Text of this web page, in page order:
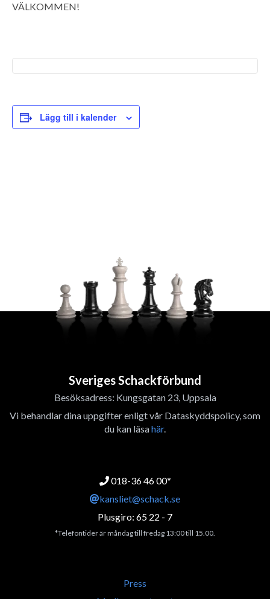
VÄLKOMMEN!
Lägg till i kalender
Sveriges Schackförbund
Besöksadress: Kungsgatan 23, Uppsala
Vi behandlar dina uppgifter enligt vår Dataskyddspolicy, som
du kan läsahär.
018-36 46 00*
kansliet@schack.se
Plusgiro: 65 22 - 7
*Telefontider är måndag till fredag 13:00 till 15.00.
Press